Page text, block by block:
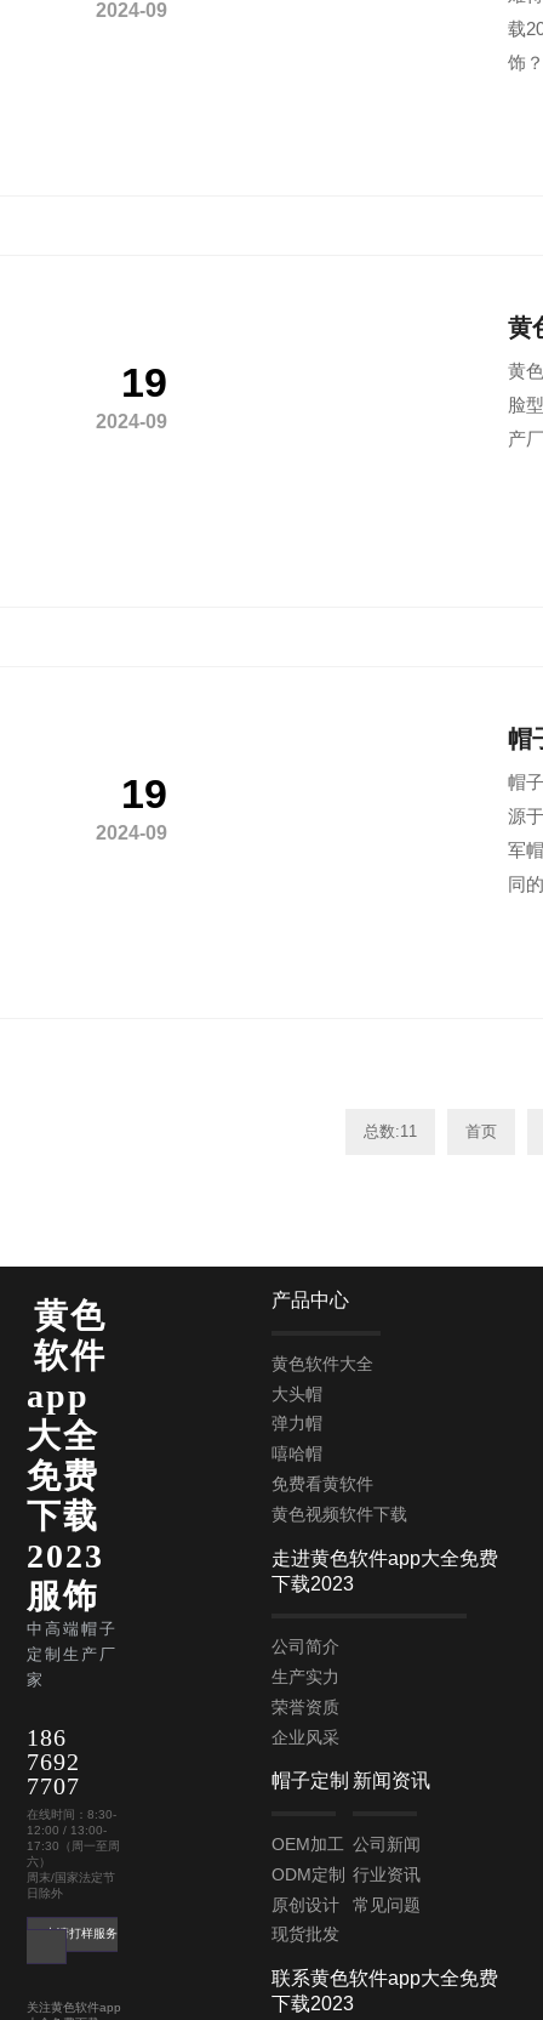
2024-09
载
饰
19
2024-09
黄
黄
脸
产
19
2024-09
帽
帽
源
军
同
总数:11 首页
黄色
软件
app
大全
免费
下载
2023
服饰
中高端帽子
定制生产厂
家
186
7692
7707
在线时间：8:30-
12:00 / 13:00-
17:30（周一至周
六）
周末/国家法定节
日除外
申请打样服务
关注黄色软件app
产品中心
黄色软件大全
大头帽
弹力帽
嘻哈帽
免费看黄软件
黄色视频软件下载
走进黄色软件app大全免费
下载2023
公司简介
生产实力
荣誉资质
企业风采
帽子定制
OEM加工
ODM定制
原创设计
现货批发
新闻资讯
公司新闻
行业资讯
常见问题
联系黄色软件app大全免费
下载2023